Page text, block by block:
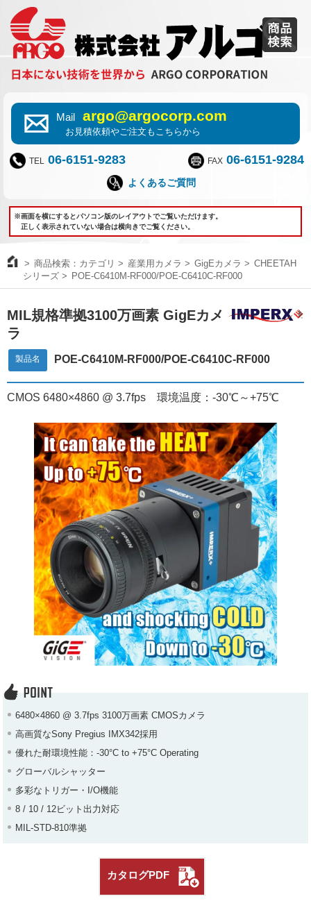
Mail argo@argocorp.com
お見積依頼やご注文もこちらから
TEL 06-6151-9283 FAX 06-6151-9284
よくあるご質問
※画面を横にするとパソコン版のレイアウトでご覧いただけます。
正しく表示されていない場合は横向きでご覧ください。
商品検索：カテゴリ 産業用カメラ GigEカメラ
CHEETAH
シリーズ
POE-C6410M-RF000/POE-C6410C-RF000
MIL規格準拠3100万画素 GigEカメ
ラ
製品名 POE-C6410M-RF000/POE-C6410C-RF000
CMOS 6480×4860 @ 3.7fps 環境温度：-30℃～+75℃
6480×4860 @ 3.7fps 3100万画素 CMOSカメラ
高画質なSony Pregius IMX342採用
優れた耐環境性能：-30°C to +75°C Operating
グローバルシャッター
多彩なトリガー・I/O機能
8 / 10 / 12ビット出力対応
MIL-STD-810準拠
カタログPDF